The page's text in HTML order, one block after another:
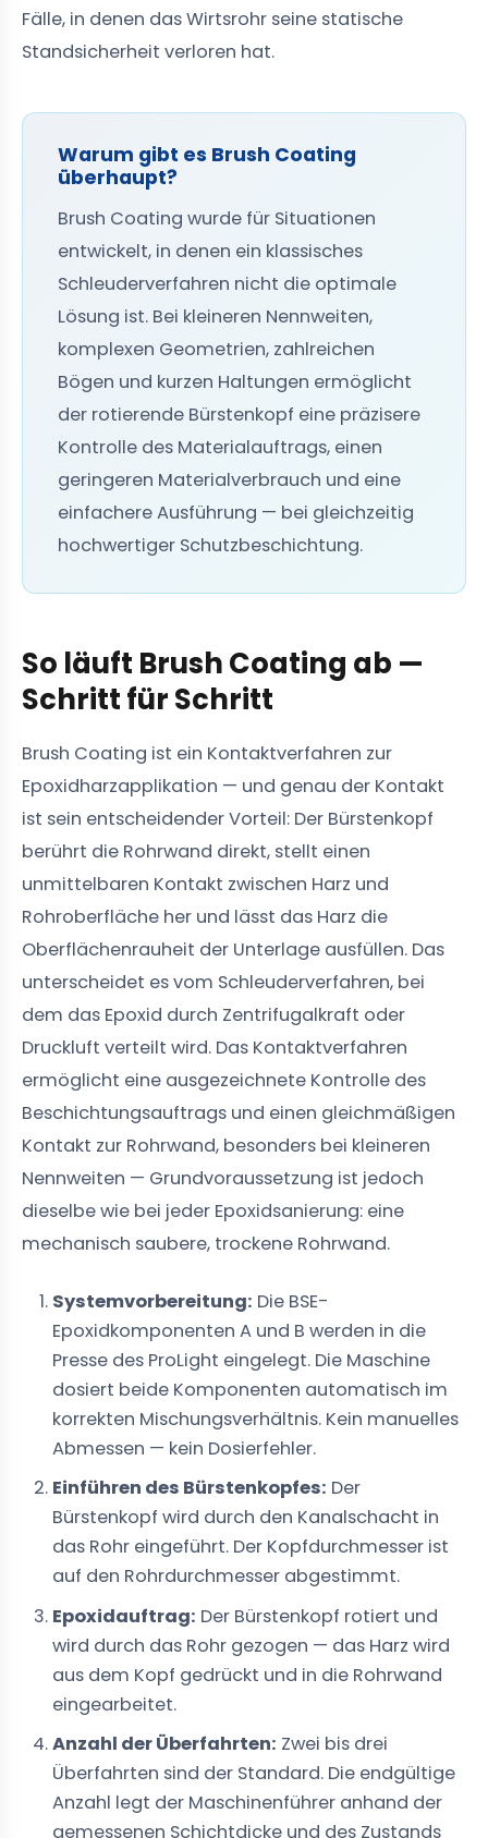
Fälle, in denen das Wirtsrohr seine statische
Standsicherheit verloren hat.
Warum gibt es Brush Coating
überhaupt?
Brush Coating wurde für Situationen
entwickelt, in denen ein klassisches
Schleuderverfahren nicht die optimale
Lösung ist. Bei kleineren Nennweiten,
komplexen Geometrien, zahlreichen
Bögen und kurzen Haltungen ermöglicht
der rotierende Bürstenkopf eine präzisere
Kontrolle des Materialauftrags, einen
geringeren Materialverbrauch und eine
einfachere Ausführung — bei gleichzeitig
hochwertiger Schutzbeschichtung.
So läuft Brush Coating ab —
Schritt für Schritt
Brush Coating ist ein Kontaktverfahren zur
Epoxidharzapplikation — und genau der Kontakt
ist sein entscheidender Vorteil: Der Bürstenkopf
berührt die Rohrwand direkt, stellt einen
unmittelbaren Kontakt zwischen Harz und
Rohroberfläche her und lässt das Harz die
Oberflächenrauheit der Unterlage ausfüllen. Das
unterscheidet es vom Schleuderverfahren, bei
dem das Epoxid durch Zentrifugalkraft oder
Druckluft verteilt wird. Das Kontaktverfahren
ermöglicht eine ausgezeichnete Kontrolle des
Beschichtungsauftrags und einen gleichmäßigen
Kontakt zur Rohrwand, besonders bei kleineren
Nennweiten — Grundvoraussetzung ist jedoch
dieselbe wie bei jeder Epoxidsanierung: eine
mechanisch saubere, trockene Rohrwand.
Systemvorbereitung: Die BSE-
Epoxidkomponenten A und B werden in die
Presse des ProLight eingelegt. Die Maschine
dosiert beide Komponenten automatisch im
korrekten Mischungsverhältnis. Kein manuelles
Abmessen — kein Dosierfehler.
Einführen des Bürstenkopfes: Der
Bürstenkopf wird durch den Kanalschacht in
das Rohr eingeführt. Der Kopfdurchmesser ist
auf den Rohrdurchmesser abgestimmt.
Epoxidauftrag: Der Bürstenkopf rotiert und
wird durch das Rohr gezogen — das Harz wird
aus dem Kopf gedrückt und in die Rohrwand
eingearbeitet.
Anzahl der Überfahrten: Zwei bis drei
Überfahrten sind der Standard. Die endgültige
Anzahl legt der Maschinenführer anhand der
gemessenen Schichtdicke und des Zustands